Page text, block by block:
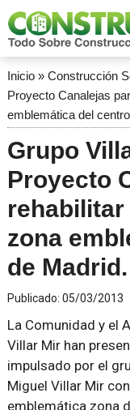
Inicio» Construcción
Proyecto Canalejas
emblemática del
Grupo
Proyecto
zona
de Madrid.
Publicado: 05/03/2013
La Comunidad y el
Villar Mir han
impulsado por el
Miguel Villar Mir
emblemática zona